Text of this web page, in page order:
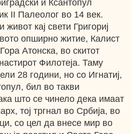
и Ксантопул
II Палеолог во 14 век.
кај свети Григориј
опширно житие, Калист
Атонска, во скитот
Филотеја. Таму
28 години, но со Игнатиј,
бил во такви
што се чинело дека имаат
тој тргнал во Србија, во
со цел да внесе мир во